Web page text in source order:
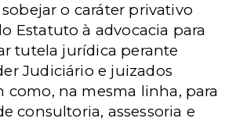
o caráter privativo
Estatuto à advocacia para
tutela jurídica perante
Judiciário e juizados
como, na mesma linha, para
consultoria, assessoria e